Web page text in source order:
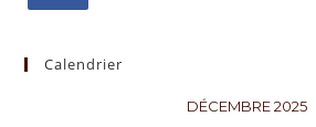
Calendrier
DÉCEMBRE 2025